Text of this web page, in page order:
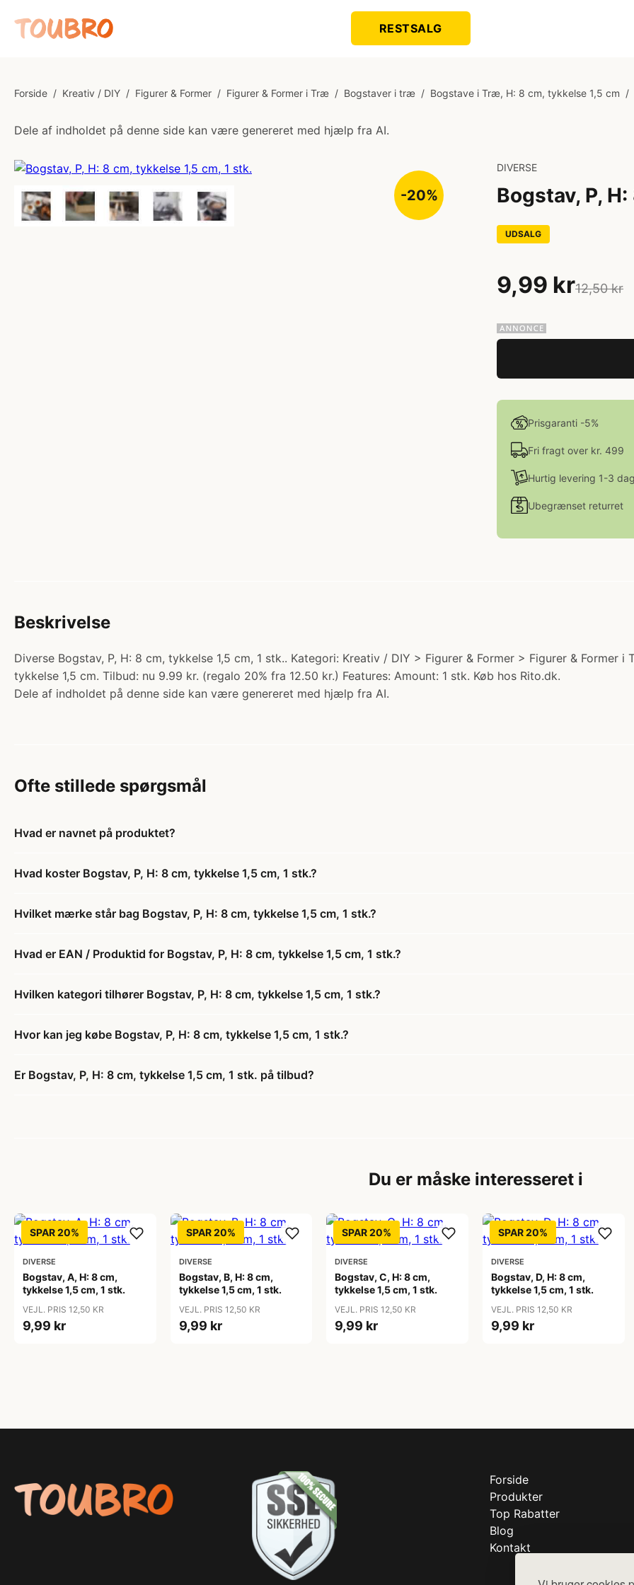
RESTSALG
Forside / Kreativ / DIY / Figurer & Former / Figurer & Former i Træ / Bogstaver i træ / Bogstave i Træ, H: 8 cm, tykkelse 1,5 cm /
Dele af indholdet på denne side kan være genereret med hjælp fra AI.
-20%
DIVERSE
Bogstav, P,
UDSALG
9,99 kr12,50 kr
Prisgaranti -5%
Fri fragt over kr. 499
Hurtig levering 1-3
Ubegrænset returret
Beskrivelse
Diverse Bogstav, P, H: 8 cm, tykkelse 1,5 cm, 1 stk.. Kategori: Kreativ / DIY > Figurer & Former > Figurer &
tykkelse 1,5 cm. Tilbud: nu 9.99 kr. (regalo 20% fra 12.50 kr.) Features: Amount: 1 stk. Køb hos Rito.dk.
Dele af indholdet på denne side kan være genereret med hjælp fra AI.
Ofte stillede spørgsmål
Hvad er navnet på produktet?
Hvad koster Bogstav, P, H: 8 cm, tykkelse 1,5 cm, 1 stk.?
Hvilket mærke står bag Bogstav, P, H: 8 cm, tykkelse 1,5 cm, 1 stk.?
Hvad er EAN / Produktid for Bogstav, P, H: 8 cm, tykkelse 1,5 cm, 1 stk.?
Hvilken kategori tilhører Bogstav, P, H: 8 cm, tykkelse 1,5 cm, 1 stk.?
Hvor kan jeg købe Bogstav, P, H: 8 cm, tykkelse 1,5 cm, 1 stk.?
Er Bogstav, P, H: 8 cm, tykkelse 1,5 cm, 1 stk. på tilbud?
Du er måske interesseret i
SPAR 20%
DIVERSE
Bogstav, A, H: 8 cm,
tykkelse 1,5 cm, 1 stk.
VEJL. PRIS 12,50 KR
9,99 kr
SPAR 20%
DIVERSE
Bogstav, B, H: 8 cm,
tykkelse 1,5 cm, 1 stk.
VEJL. PRIS 12,50 KR
9,99 kr
SPAR 20%
DIVERSE
Bogstav, C, H: 8 cm,
tykkelse 1,5 cm, 1 stk.
VEJL. PRIS 12,50 KR
9,99 kr
SPAR 20%
DIVERSE
Bogstav, D, H: 8 cm,
tykkelse 1,5 cm, 1 stk.
VEJL. PRIS 12,50 KR
9,99 kr
Forside
Produkter
Top Rabatter
Blog
Kontakt